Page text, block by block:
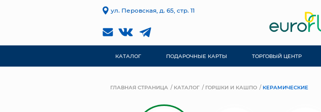
ул. Перовская, д. 65, стр. 11
КАТАЛОГ ПОДАРОЧНЫЕ КАРТЫ ТОРГОВЫЙ ЦЕНТР
ГЛАВНАЯ СТРАНИЦА КАТАЛОГ ГОРШКИ И КАШПО КЕРАМИЧЕСКИЕ